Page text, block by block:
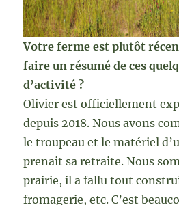
Votre ferme est plutôt
faire un résumé de ces
d’activité ?
Olivier est officiellement
depuis 2018. Nous avons
le troupeau et le matériel
prenait sa retraite. Nous
prairie, il a fallu tout
fromagerie, etc. C’est